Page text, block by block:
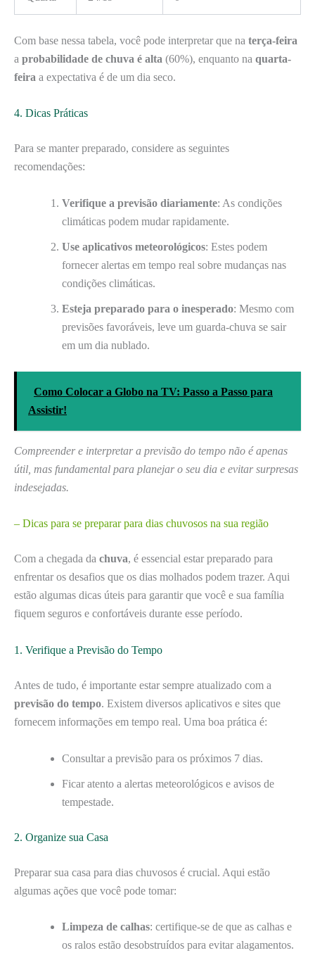
Com base nessa tabela, você pode interpretar que na terça-feira
a probabilidade de chuva é alta (60%), enquanto na quarta-
feira a expectativa é de um dia seco.
4. Dicas Práticas
Para se manter preparado, considere as seguintes
recomendações:
Verifique a previsão diariamente: As condições
climáticas podem mudar rapidamente.
Use aplicativos meteorológicos: Estes podem
fornecer alertas em tempo real sobre mudanças nas
condições climáticas.
Esteja preparado para o inesperado: Mesmo com
previsões favoráveis, leve um guarda-chuva se sair
em um dia nublado.
Como Colocar a Globo na TV: Passo a Passo para
Assistir!
Compreender e interpretar a previsão do tempo não é apenas
útil, mas fundamental para planejar o seu dia e evitar surpresas
indesejadas.
– Dicas para se preparar para dias chuvosos na sua região
Com a chegada da chuva, é essencial estar preparado para
enfrentar os desafios que os dias molhados podem trazer. Aqui
estão algumas dicas úteis para garantir que você e sua família
fiquem seguros e confortáveis durante esse período.
1. Verifique a Previsão do Tempo
Antes de tudo, é importante estar sempre atualizado com a
previsão do tempo. Existem diversos aplicativos e sites que
fornecem informações em tempo real. Uma boa prática é:
Consultar a previsão para os próximos 7 dias.
Ficar atento a alertas meteorológicos e avisos de
tempestade.
2. Organize sua Casa
Preparar sua casa para dias chuvosos é crucial. Aqui estão
algumas ações que você pode tomar:
Limpeza de calhas: certifique-se de que as calhas e
os ralos estão desobstruídos para evitar alagamentos.